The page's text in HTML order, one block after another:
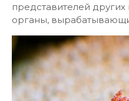
представителей
органы,